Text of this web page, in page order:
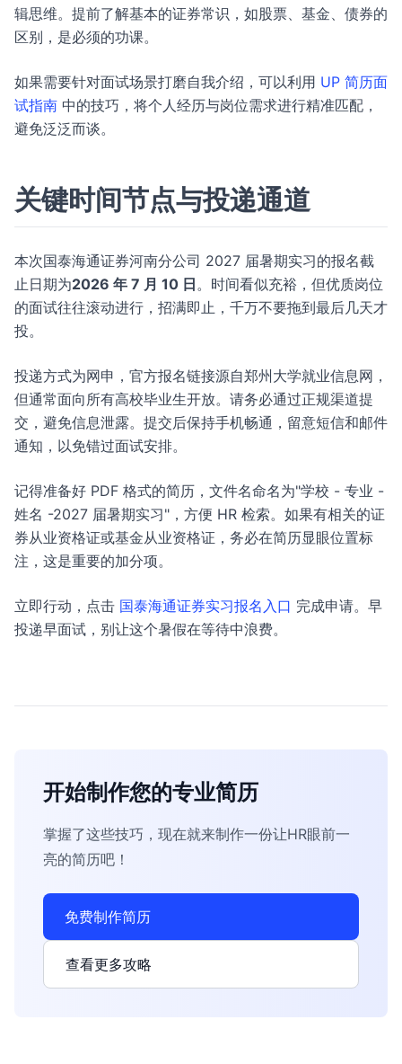
辑思维。提前了解基本的证券常识，如股票、基金、债券的
区别，是必须的功课。
如果需要针对面试场景打磨自我介绍，可以利用 UP 简历面
试指南 中的技巧，将个人经历与岗位需求进行精准匹配，
避免泛泛而谈。
关键时间节点与投递通道
本次国泰海通证券河南分公司 2027 届暑期实习的报名截
止日期为2026 年 7 月 10 日。时间看似充裕，但优质岗位
的面试往往滚动进行，招满即止，千万不要拖到最后几天才
投。
投递方式为网申，官方报名链接源自郑州大学就业信息网，
但通常面向所有高校毕业生开放。请务必通过正规渠道提
交，避免信息泄露。提交后保持手机畅通，留意短信和邮件
通知，以免错过面试安排。
记得准备好 PDF 格式的简历，文件名命名为"学校 - 专业 -
姓名 -2027 届暑期实习"，方便 HR 检索。如果有相关的证
券从业资格证或基金从业资格证，务必在简历显眼位置标
注，这是重要的加分项。
立即行动，点击 国泰海通证券实习报名入口 完成申请。早
投递早面试，别让这个暑假在等待中浪费。
开始制作您的专业简历
掌握了这些技巧，现在就来制作一份让HR眼前一
亮的简历吧！
免费制作简历
查看更多攻略